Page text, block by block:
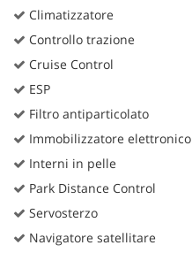
Climatizzatore
Controllo trazione
Cruise Control
ESP
Filtro antiparticolato
Immobilizzatore elettronico
Interni in pelle
Park Distance Control
Servosterzo
Navigatore satellitare